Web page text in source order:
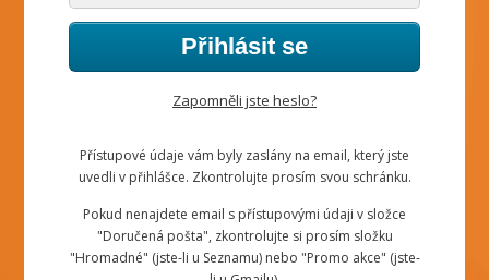
Přihlásit se
Zapomněli jste heslo?
Přístupové údaje vám byly zaslány na email, který jste
uvedli v přihlášce. Zkontrolujte prosím svou schránku.
Pokud nenajdete email s přístupovými údaji v složce
"Doručená pošta", zkontrolujte si prosím složku
"Hromadné" (jste-li u Seznamu) nebo "Promo akce" (jste-